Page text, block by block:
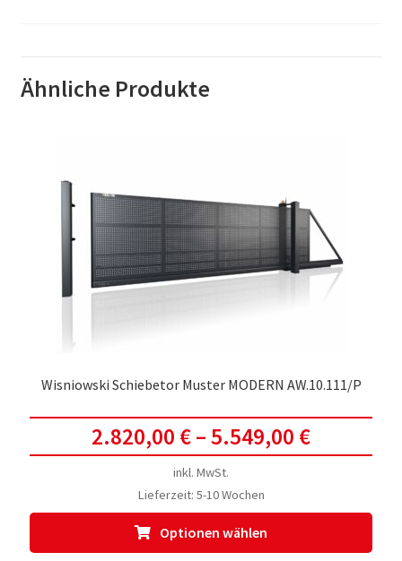
Ähnliche Produkte
Wisniowski Schiebetor Muster MODERN AW.10.111/P
2.820,00 €–5.549,00 €
inkl. MwSt.
Lieferzeit: 5-10 Wochen
Optionen wählen